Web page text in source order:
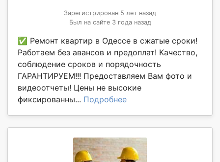
Зарегистрирован 5 лет назад
Был на сайте 3 года назад
✅ Ремонт квартир в Одессе в сжатые сроки!
Работаем без авансов и предоплат! Качество,
соблюдение сроков и порядочность
ГАРАНТИРУЕМ!!! Предоставляем Вам фото и
видеоотчеты! Цены не высокие
фиксированны... Подробнее